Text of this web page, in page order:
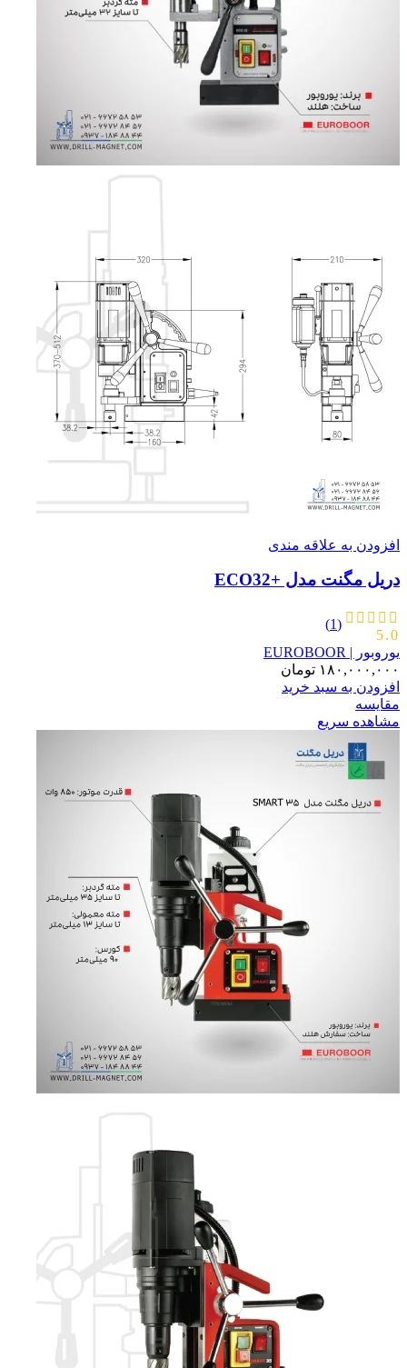
افزودن به علاقه مندی
دریل مگنت مدل +ECO32
5.0
(1)
یوروبور | EUROBOOR
۱۸۰,۰۰۰,۰۰۰ تومان
افزودن به سبد خرید
مقایسه
مشاهده سریع